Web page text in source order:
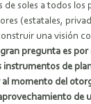
soles a todos los
(estatales,
una visión
pregunta es por
instrumentos de
momento del
de